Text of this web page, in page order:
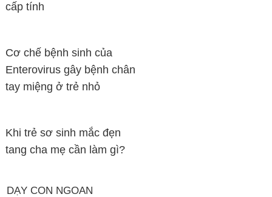
cấp tính
Cơ chế bệnh sinh của
Enterovirus gây bệnh chân
tay miệng ở trẻ nhỏ
Khi trẻ sơ sinh mắc đẹn
tang cha mẹ cần làm gì?
DẠY CON NGOAN